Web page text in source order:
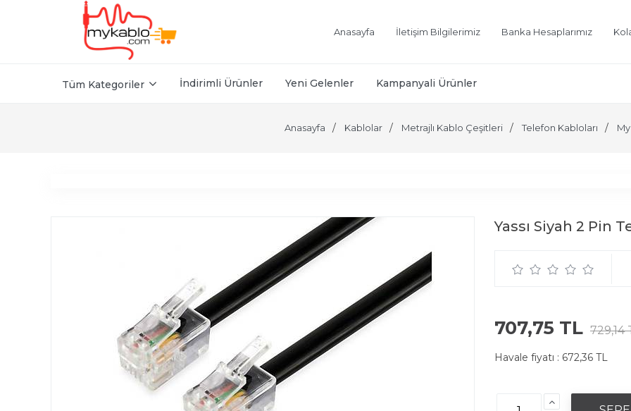
Anasayfa İletişim Bilgilerimiz Banka Hesaplarımız
Tüm Kategoriler İndirimli Ürünler Yeni Gelenler Kampanyali Ürünler
Anasayfa Kablolar Metrajlı Kablo Çeşitleri Telefon Kabloları
Yassı Siyah 2 Pin
707,75 TL 729,14
Havale fiyatı : 672,36 TL